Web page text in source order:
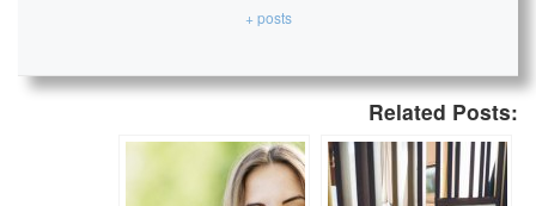
+ posts
Related Posts: